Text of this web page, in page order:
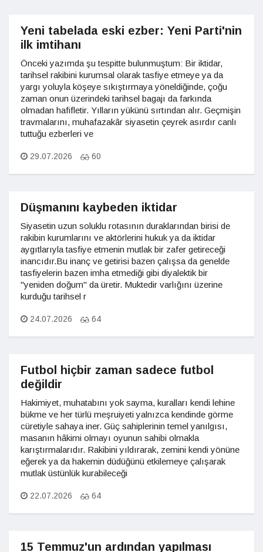
Yeni tabelada eski ezber: Yeni Parti'nin
ilk imtihanı
Önceki yazımda şu tespitte bulunmuştum: Bir iktidar,
tarihsel rakibini kurumsal olarak tasfiye etmeye ya da
yargı yoluyla köşeye sıkıştırmaya yöneldiğinde, çoğu
zaman onun üzerindeki tarihsel bagajı da farkında
olmadan hafifletir. Yılların yükünü sırtından alır. Geçmişin
travmalarını, muhafazakâr siyasetin çeyrek asırdır canlı
tuttuğu ezberleri ve
29.07.2026 60
Düşmanını kaybeden iktidar
Siyasetin uzun soluklu rotasının duraklarından birisi de
rakibin kurumlarını ve aktörlerini hukuk ya da iktidar
aygıtlarıyla tasfiye etmenin mutlak bir zafer getireceği
inancıdır.Bu inanç ve getirisi bazen çalışsa da genelde
tasfiyelerin bazen imha etmediği gibi diyalektik bir
"yeniden doğum" da üretir. Muktedir varlığını üzerine
kurduğu tarihsel r
24.07.2026 64
Futbol hiçbir zaman sadece futbol
değildir
Hakimiyet, muhatabını yok sayma, kuralları kendi lehine
bükme ve her türlü meşruiyeti yalnızca kendinde görme
cüretiyle sahaya iner. Güç sahiplerinin temel yanılgısı,
masanın hâkimi olmayı oyunun sahibi olmakla
karıştırmalarıdır. Rakibini yıldırarak, zemini kendi yönüne
eğerek ya da hakemin düdüğünü etkilemeye çalışarak
mutlak üstünlük kurabileceği
22.07.2026 64
15 Temmuz'un ardından yapılması